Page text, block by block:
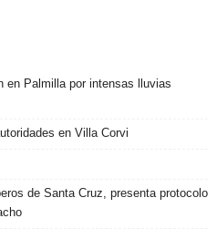
en Palmilla por intensas lluvias
en Villa Corvi
de Santa Cruz, presenta protocolo